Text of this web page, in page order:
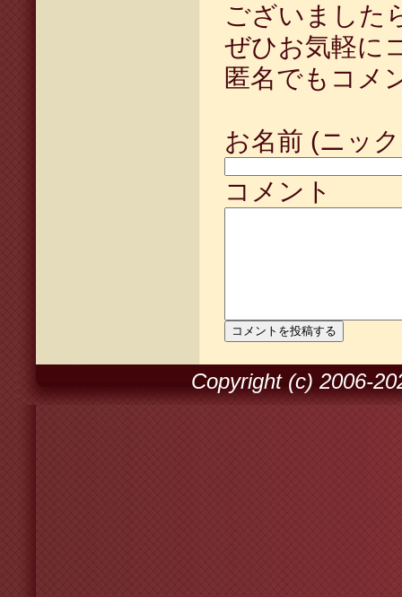
ございました
ぜひお気軽に
匿名でもコメ
お名前 (ニッ
コメント
Copyright (c) 2006-